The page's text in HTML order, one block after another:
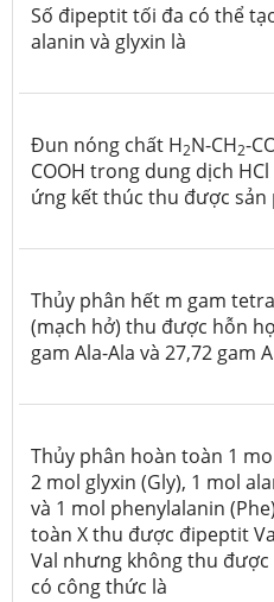
Số đipeptit tối đa có thể
alanin và glyxin là
Đun nóng chất H2N-CH2-
COOH trong dung dịch
ứng kết thúc thu được sản
Thủy phân hết m gam
(mạch hở) thu được hỗn
gam Ala-Ala và 27,72 gam
Thủy phân hoàn toàn 1
2 mol glyxin (Gly), 1 mol
và 1 mol phenylalanin
toàn X thu được đipeptit
Val nhưng không thu được
có công thức là